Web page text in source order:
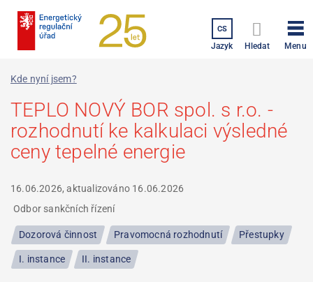
CS
Jazyk Hledat Menu
Kde nyní jsem?
TEPLO NOVÝ BOR spol. s r.o. -
rozhodnutí ke kalkulaci výsledné
ceny tepelné energie
16.06.2026, aktualizováno 16.06.2026
Odbor sankčních řízení
Dozorová činnost Pravomocná rozhodnutí Přestupky
I. instance II. instance